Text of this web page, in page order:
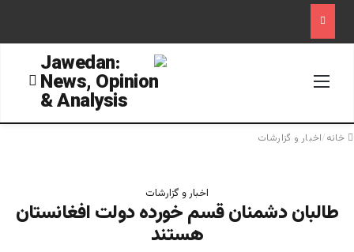
خانه/اخبار و گزارشات
اخبار و گزارشات
طالبان دشمنان قسم خورده دولت افغانستان
هستند